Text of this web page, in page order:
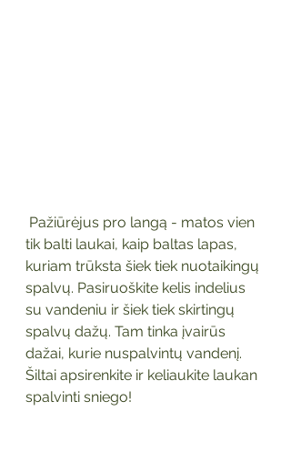
tik balti laukai, kaip baltas lapas,
kuriam trūksta šiek tiek nuotaikingų
spalvų. Pasiruoškite kelis indelius
su vandeniu ir šiek tiek skirtingų
spalvų dažų. Tam tinka įvairūs
dažai, kurie nuspalvintų vandenį.
Šiltai apsirenkite ir keliaukite laukan
spalvinti sniego!